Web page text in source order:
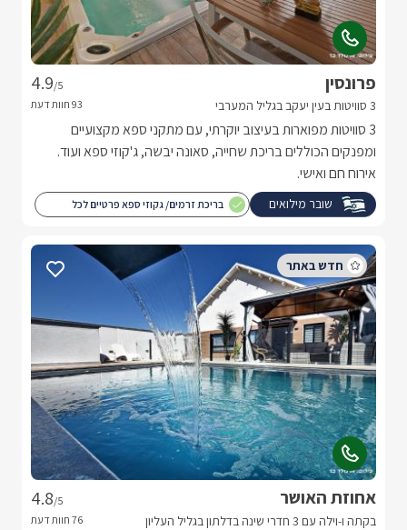
פרונסין
3 סוויטות בעין יעקב בגליל המערבי
4.9/5
3 סוויטות מפוארות בעיצוב יוקרתי, עם מתקני ספא מקצועיים
ומפנקים הכוללים בריכת שחייה, סאונה יבשה, ג'קוזי ספא ועוד.
אירוח חם ואישי.
שובר מילואים
בריכת זרמים/ גקוזי ספא פרטיים לכל
אחוזת האושר
בקתה ו-וילה עם 3 חדרי שינה בדלתון בגליל העליון
4.8/5